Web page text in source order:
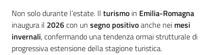
Argomenti
Novità
Introduzione
Non solo durante l’estate. Il turismo in Emilia-Romagna
inaugura il 2026con un segno positivoanche nei mesi
invernali, confermando una tendenza ormai strutturale di
progressiva estensione della stagione turistica.